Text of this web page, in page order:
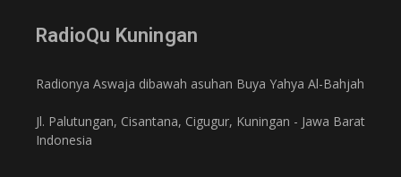
RadioQu Kuningan
Radionya Aswaja dibawah asuhan Buya Yahya Al-Bahjah
Jl. Palutungan, Cisantana, Cigugur, Kuningan - Jawa Barat
Indonesia